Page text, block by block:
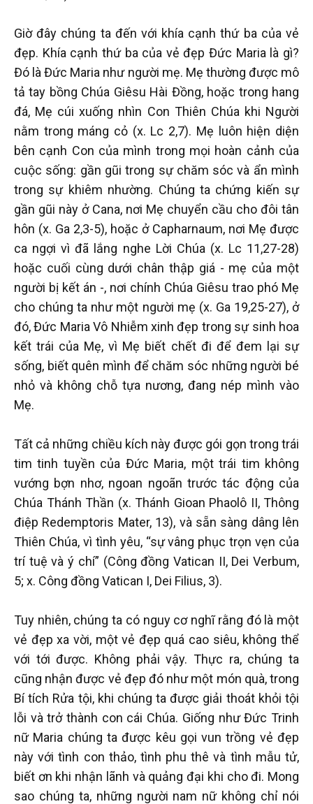
Giờ đây chúng ta đến với khía cạnh thứ ba của vẻ
đẹp. Khía cạnh thứ ba của vẻ đẹp Đức Maria là gì?
Đó là Đức Maria như người mẹ. Mẹ thường được mô
tả tay bồng Chúa Giêsu Hài Đồng, hoặc trong hang
đá, Mẹ cúi xuống nhìn Con Thiên Chúa khi Người
nằm trong máng cỏ (x. Lc 2,7). Mẹ luôn hiện diện
bên cạnh Con của mình trong mọi hoàn cảnh của
cuộc sống: gần gũi trong sự chăm sóc và ẩn mình
trong sự khiêm nhường. Chúng ta chứng kiến sự
gần gũi này ở Cana, nơi Mẹ chuyển cầu cho đôi tân
hôn (x. Ga 2,3-5), hoặc ở Capharnaum, nơi Mẹ được
ca ngợi vì đã lắng nghe Lời Chúa (x. Lc 11,27-28)
hoặc cuối cùng dưới chân thập giá - mẹ của một
người bị kết án -, nơi chính Chúa Giêsu trao phó Mẹ
cho chúng ta như một người mẹ (x. Ga 19,25-27), ở
đó, Đức Maria Vô Nhiễm xinh đẹp trong sự sinh hoa
kết trái của Mẹ, vì Mẹ biết chết đi để đem lại sự
sống, biết quên mình để chăm sóc những người bé
nhỏ và không chỗ tựa nương, đang nép mình vào
Mẹ.
Tất cả những chiều kích này được gói gọn trong trái
tim tinh tuyền của Đức Maria, một trái tim không
vướng bợn nhơ, ngoan ngoãn trước tác động của
Chúa Thánh Thần (x. Thánh Gioan Phaolô II, Thông
điệp Redemptoris Mater, 13), và sẵn sàng dâng lên
Thiên Chúa, vì tình yêu, “sự vâng phục trọn vẹn của
trí tuệ và ý chí” (Công đồng Vatican II, Dei Verbum,
5; x. Công đồng Vatican I, Dei Filius, 3).
Tuy nhiên, chúng ta có nguy cơ nghĩ rằng đó là một
vẻ đẹp xa vời, một vẻ đẹp quá cao siêu, không thể
với tới được. Không phải vậy. Thực ra, chúng ta
cũng nhận được vẻ đẹp đó như một món quà, trong
Bí tích Rửa tội, khi chúng ta được giải thoát khỏi tội
lỗi và trở thành con cái Chúa. Giống như Đức Trinh
nữ Maria chúng ta được kêu gọi vun trồng vẻ đẹp
này với tình con thảo, tình phu thê và tình mẫu tử,
biết ơn khi nhận lãnh và quảng đại khi cho đi. Mong
sao chúng ta, những người nam nữ không chỉ nói